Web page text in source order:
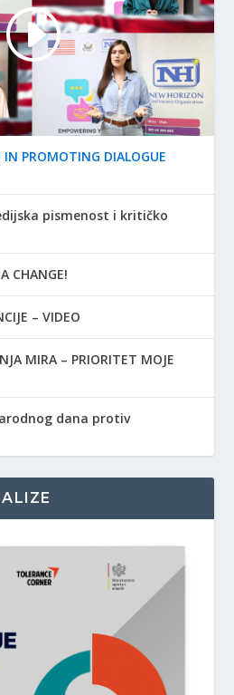
PROMOTING DIALOGUE
pismenost i kritičko
CHANGE!
– VIDEO
MIRA – PRIORITET MOJE
dana protiv